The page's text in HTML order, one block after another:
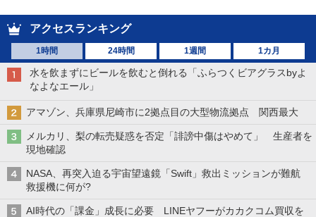
アクセスランキング
1時間 24時間 1週間 1カ月
水を飲まずにビールを飲むと倒れる「ふらつくビアグラスbyよ
なよなエール」
アマゾン、兵庫県尼崎市に2拠点目の大型物流拠点 関西最大
メルカリ、梨の転売疑惑を否定「誹謗中傷はやめて」 生産者を
現地確認
NASA、再突入迫る宇宙望遠鏡「Swift」救出ミッションが難航
救援機に何が?
AI時代の「課金」成長に必要 LINEヤフーがカカクコム買収を